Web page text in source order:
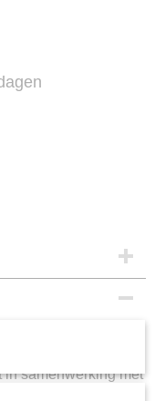
in samenwerking met
van